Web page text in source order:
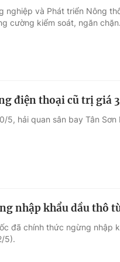
nghiệp và Phát triển Nông
cường kiểm soát, ngăn chặn.
điện thoại cũ trị giá
5, hải quan sân bay Tân
nhập khẩu dầu thô
đã chính thức ngừng nhập
5).